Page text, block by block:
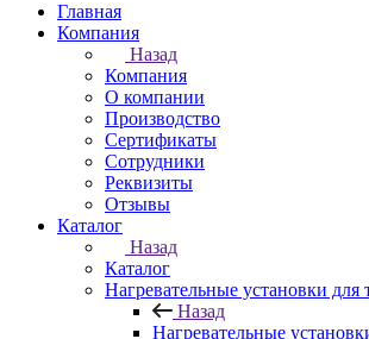
Главная
Компания
Назад
Компания
О компании
Производство
Сертификаты
Сотрудники
Реквизиты
Отзывы
Каталог
Назад
Каталог
Нагревательные установки для
Назад
Нагревательные